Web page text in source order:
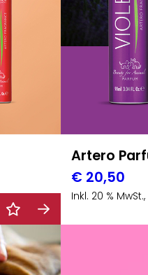
Artero
€ 20,50
Inkl. 20 %